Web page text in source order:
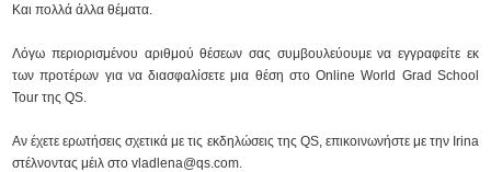
Και πολλά άλλα θέματα.
Λόγω περιορισμένου αριθμού θέσεων σας συμβουλεύουμε να εγγραφείτε εκ
των προτέρων για να διασφαλίσετε μια θέση στο Online World Grad School
Tour της QS.
Αν έχετε ερωτήσεις σχετικά με τις εκδηλώσεις της QS, επικοινωνήστε με την Irina
στέλνοντας μέιλ στο vladlena@qs.com.